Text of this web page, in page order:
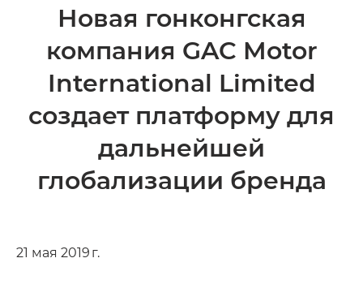
Новая гонконгская
компания GAC Motor
International Limited
создает платформу для
дальнейшей
глобализации бренда
21 мая 2019 г.